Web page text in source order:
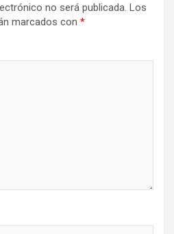
no será publicada. Los
marcados con *